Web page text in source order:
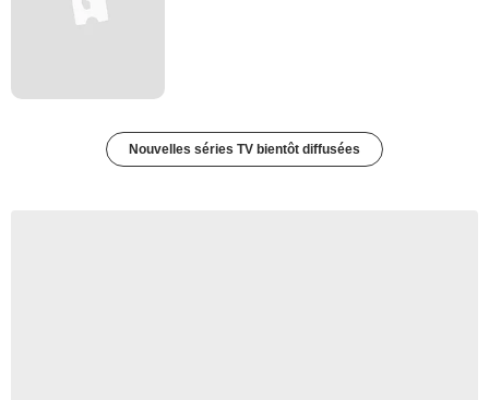
Nouvelles séries TV bientôt diffusées